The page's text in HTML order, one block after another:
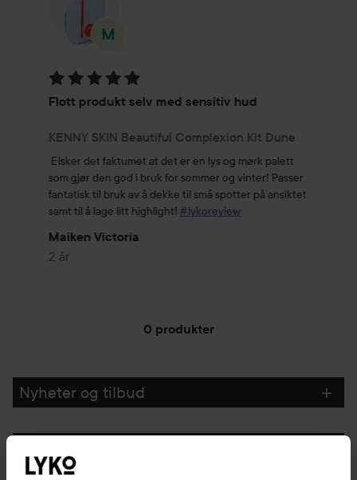
Vurdering: 5 av 5
Flott produkt selv med sensitiv hud
KENNY SKIN Beautiful Complexion Kit Dune
Elsker det faktumet at det er en lys og mørk palett
som gjør den god i bruk for sommer og vinter! Passer
fantatisk til bruk av å dekke til små spotter på ansiktet
samt til å lage litt highlight! #lykoreview
Maiken Victoria
2 år
0 produkter
GÅ TIL FILTRE
Nyheter og tilbud